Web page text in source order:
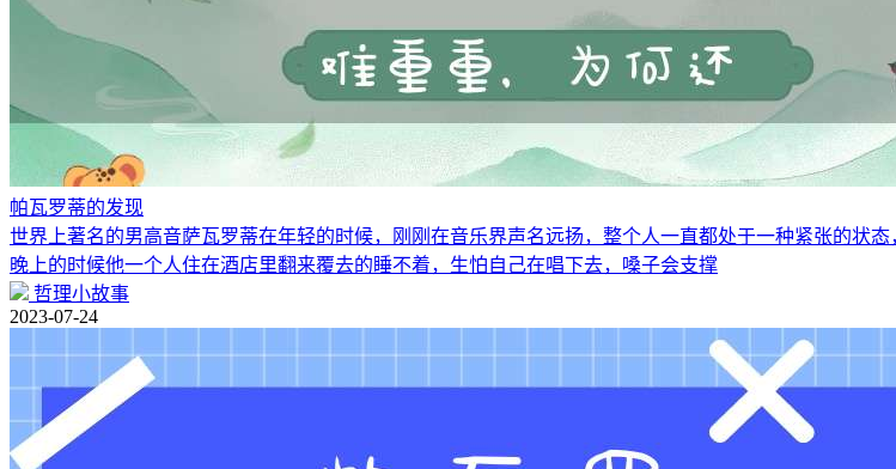
帕瓦罗蒂的发现
世界上著名的男高音萨瓦罗蒂在年轻的时候，刚刚在音乐界声名远扬，整个人一直都处于一种紧张的状
晚上的时候他一个人住在酒店里翻来覆去的睡不着，生怕自己在唱下去，嗓子会支撑
哲理小故事
2023-07-24